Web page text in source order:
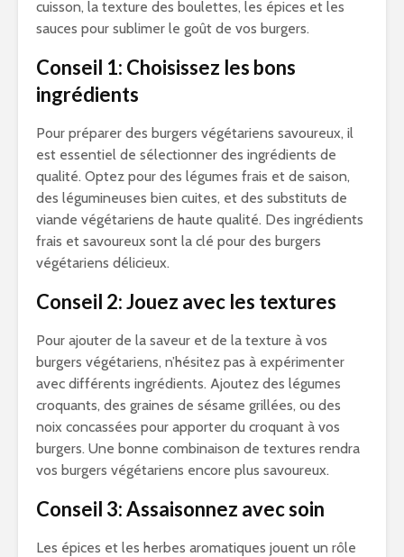
cuisson, la texture des boulettes, les épices et les
sauces pour sublimer le goût de vos burgers.
Conseil 1: Choisissez les bons
ingrédients
Pour préparer des burgers végétariens savoureux, il
est essentiel de sélectionner des ingrédients de
qualité. Optez pour des légumes frais et de saison,
des légumineuses bien cuites, et des substituts de
viande végétariens de haute qualité. Des ingrédients
frais et savoureux sont la clé pour des burgers
végétariens délicieux.
Conseil 2: Jouez avec les textures
Pour ajouter de la saveur et de la texture à vos
burgers végétariens, n’hésitez pas à expérimenter
avec différents ingrédients. Ajoutez des légumes
croquants, des graines de sésame grillées, ou des
noix concassées pour apporter du croquant à vos
burgers. Une bonne combinaison de textures rendra
vos burgers végétariens encore plus savoureux.
Conseil 3: Assaisonnez avec soin
Les épices et les herbes aromatiques jouent un rôle